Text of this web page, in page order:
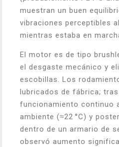
muestran un buen
vibraciones perceptibles
mientras estaba en
El motor es de tipo
el desgaste mecánico y
escobillas. Los
lubricados de fábrica;
funcionamiento continuo
ambiente (≈22 °C) y
dentro de un armario de
observó aumento